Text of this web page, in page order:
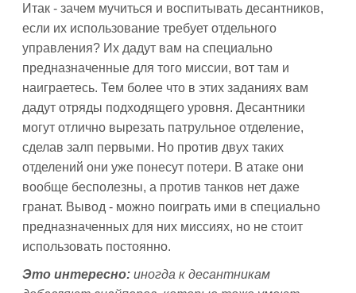
Итак - зачем мучиться и воспитывать десантников,
если их использование требует отдельного
управления? Их дадут вам на специально
предназначенные для того миссии, вот там и
наиграетесь. Тем более что в этих заданиях вам
дадут отряды подходящего уровня. Десантники
могут отлично вырезать патрульное отделение,
сделав залп первыми. Но против двух таких
отделений они уже понесут потери. В атаке они
вообще бесполезны, а против танков нет даже
гранат. Вывод - можно поиграть ими в специально
предназначенных для них миссиях, но не стоит
использовать постоянно.
Это интересно: иногда к десантникам